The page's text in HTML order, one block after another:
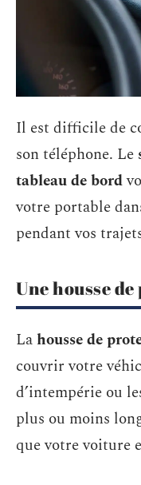
Il est difficile de
son téléphone. Le
tableau de bord
votre portable
pendant vos
Une housse
Lahousse de
couvrir votre
d’intempérie ou
plus ou moins
que votre voiture